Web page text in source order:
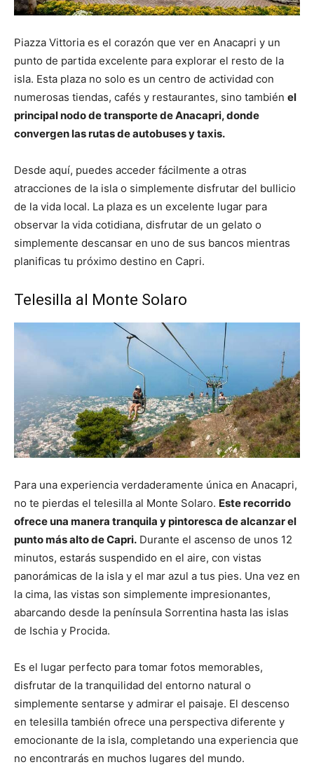
Piazza Vittoria es el corazón que ver en Anacapri y un
punto de partida excelente para explorar el resto de la
isla. Esta plaza no solo es un centro de actividad con
numerosas tiendas, cafés y restaurantes, sino también el
principal nodo de transporte de Anacapri, donde
convergen las rutas de autobuses y taxis.
Desde aquí, puedes acceder fácilmente a otras
atracciones de la isla o simplemente disfrutar del bullicio
de la vida local. La plaza es un excelente lugar para
observar la vida cotidiana, disfrutar de un gelato o
simplemente descansar en uno de sus bancos mientras
planificas tu próximo destino en Capri.
Telesilla al Monte Solaro
Para una experiencia verdaderamente única en Anacapri,
no te pierdas el telesilla al Monte Solaro. Este recorrido
ofrece una manera tranquila y pintoresca de alcanzar el
punto más alto de Capri. Durante el ascenso de unos 12
minutos, estarás suspendido en el aire, con vistas
panorámicas de la isla y el mar azul a tus pies. Una vez en
la cima, las vistas son simplemente impresionantes,
abarcando desde la península Sorrentina hasta las islas
de Ischia y Procida.
Es el lugar perfecto para tomar fotos memorables,
disfrutar de la tranquilidad del entorno natural o
simplemente sentarse y admirar el paisaje. El descenso
en telesilla también ofrece una perspectiva diferente y
emocionante de la isla, completando una experiencia que
no encontrarás en muchos lugares del mundo.